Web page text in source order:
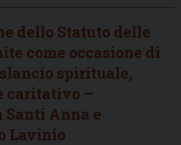
dello Statuto delle
come occasione di
spirituale,
caritativo –
Santi Anna e
Lavinio